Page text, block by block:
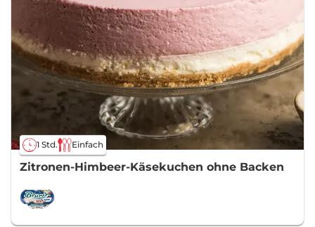
1 Std. Einfach
Zitronen-Himbeer-Käsekuchen ohne Backen